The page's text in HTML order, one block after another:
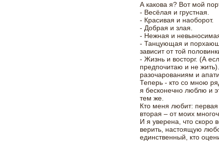
А какова я? Вот мой
- Весёлая и грустная.
- Красивая и наоборот.
- Добрая и злая.
- Нежная и
- Танцующая и
зависит от той
- Жизнь и восторг. (А
предпочитаю и не
разочарованиям и
Теперь - кто со мною
я бесконечно люблю и
тем же.
Кто меня любит:
вторая – от моих
И я уверена, что скоро
верить, настоящую
единственный, кто